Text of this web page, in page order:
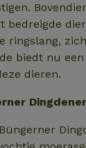
bedreigde
ringslang,
biedt nu
dieren.